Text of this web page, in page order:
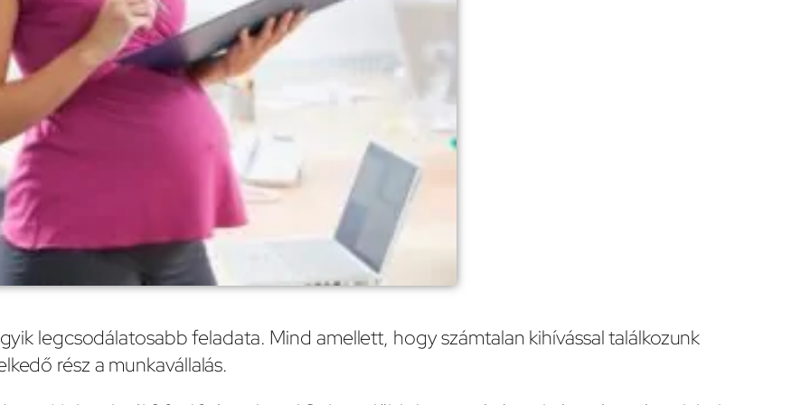
legcsodálatosabb feladata. Mind amellett, hogy számtalan kihívással találkozunk
rész a munkavállalás.